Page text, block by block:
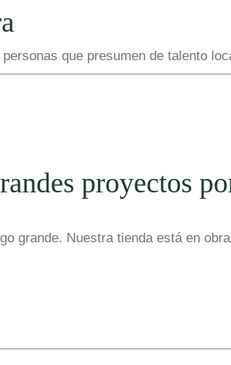
que presumen de talento
proyectos
grande. Nuestra tienda está en